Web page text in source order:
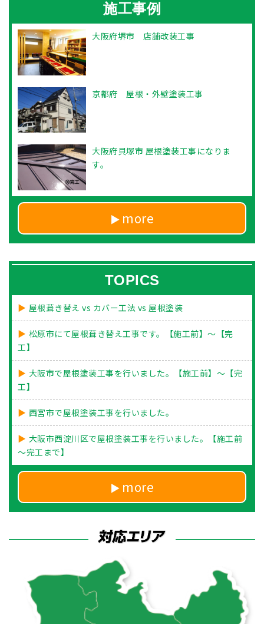
施工事例
大阪府堺市 店舗改装工事
京都府 屋根・外壁塗装工事
大阪府貝塚市 屋根塗装工事になりま
す。
more
TOPICS
屋根葺き替え vs カバー工法 vs 屋根塗装
松原市にて屋根葺き替え工事です。【施工前】～【完
工】
大阪市で屋根塗装工事を行いました。【施工前】～【完
工】
西宮市で屋根塗装工事を行いました。
大阪市西淀川区で屋根塗装工事を行いました。【施工前
～完工まで】
more